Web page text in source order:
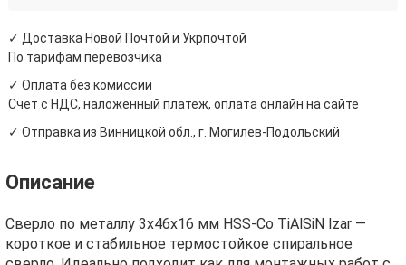
✓ Доставка Новой Почтой и Укрпочтой
По тарифам перевозчика
✓ Оплата без комиссии
Счет с НДС, наложенный платеж, оплата онлайн на сайте
✓ Отправка из Винницкой обл., г. Могилев-Подольский
Описание
Сверло по металлу 3х46х16 мм HSS-Co TiAlSiN Izar —
короткое и стабильное термостойкое спиральное